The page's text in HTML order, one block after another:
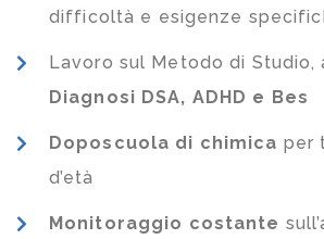
difficoltà e esigenze
Lavoro sul Metodo di Studio,
Diagnosi DSA, ADHD e Bes
Doposcuola di chimica per
d’età
Monitoraggio costante